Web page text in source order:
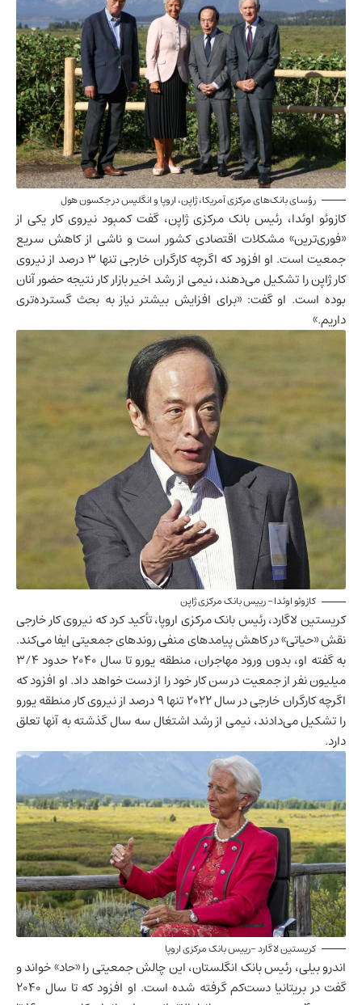
رؤسای بانک‌های مرکزی آمریکا، ژاپن، اروپا و انگلیس در جکسون هول
کازوئو اوئدا، رئیس بانک مرکزی ژاپن، گفت کمبود نیروی کار یکی از
«فوری‌ترین» مشکلات اقتصادی کشور است و ناشی از کاهش سریع
جمعیت است. او افزود که اگرچه کارگران خارجی تنها ۳ درصد از نیروی
کارژاپنرا تشکیل می‌دهند، نیمی از رشد اخیربازار کارنتیجه حضور آنان
بوده است. او گفت: «برای افزایش بیشتر نیاز به بحث گسترده‌تری
داریم.»
کازوئو اوئدا – رییس بانک مرکزی ژاپن
کریستین لاگارد، رئیس بانک مرکزی اروپا، تأکید کرد که نیروی کار خارجی
نقش «حیاتی» در کاهش پیامدهای منفی روندهای جمعیتی ایفا می‌کند.
به گفته او، بدون ورود مهاجران، منطقه یورو تا سال ۲۰۴۰ حدود ۳/۴
میلیون نفر از جمعیت در سن کار خود را از دست خواهد داد. او افزود که
اگرچه کارگران خارجی در سال ۲۰۲۲ تنها ۹ درصد از نیروی کار منطقه یورو
را تشکیل می‌دادند، نیمی از رشد اشتغال سه سال گذشته به آنها تعلق
دارد.
کریستین لاگارد -رییس بانک مرکزی اروپا
اندرو بیلی، رئیس بانک انگلستان، این چالش جمعیتی را «حاد» خواند و
گفت دربریتانیا
دست‌کم گرفته شده است. او افزود که تا سال ۲۰۴۰